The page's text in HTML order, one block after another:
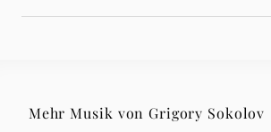
Mehr Musik von Grigory Sokolov